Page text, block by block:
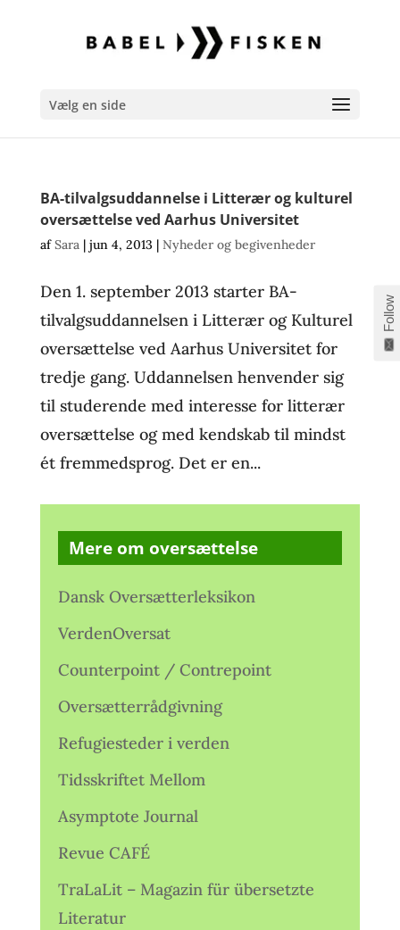
Vælg en side
BA-tilvalgsuddannelse i Litterær og kulturel
oversættelse ved Aarhus Universitet
afSara| jun 4, 2013| Nyheder og begivenheder
Den 1. september 2013 starter BA-
tilvalgsuddannelsen i Litterær og Kulturel
oversættelse ved Aarhus Universitet for
tredje gang. Uddannelsen henvender sig
til studerende med interesse for litterær
oversættelse og med kendskab til mindst
ét fremmedsprog. Det er en...
Mere om oversættelse
Dansk Oversætterleksikon
VerdenOversat
Counterpoint / Contrepoint
Oversætterrådgivning
Refugiesteder i verden
Tidsskriftet Mellom
Asymptote Journal
Revue CAFÉ
TraLaLit – Magazin für übersetzte
Literatur
Follow